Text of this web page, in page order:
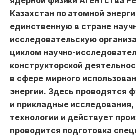
Казахстан по атомной
единственную в стране
исследовательскую
циклом научно-
конструкторской
в сфере мирного
энергии. Здесь проводятся
и прикладные
технологии и действует
проводится подготовка